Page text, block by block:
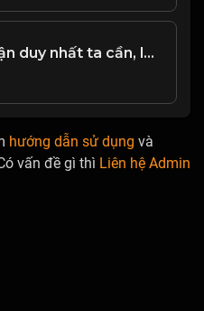
Sự chấp thuận duy nhất ta cần, là của chính mình! Đạo
hướng dẫn sử dụng và
vấn đề gì thì Liên hệ Admin